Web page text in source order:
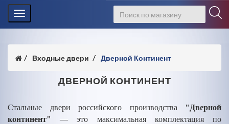
Toggle
navigation
Входные двери Дверной Континент
ДВЕРНОЙ КОНТИНЕНТ
Стальные двери российского производства "Дверной
континент"
— это максимальная комплектация по